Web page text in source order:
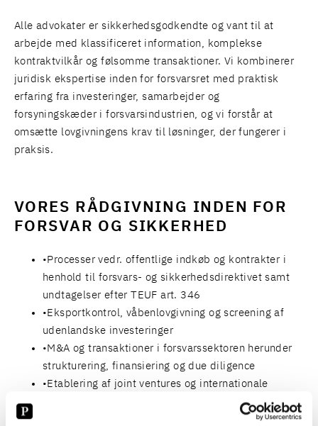
Alle advokater er sikkerhedsgodkendte og vant til at
arbejde med klassificeret information, komplekse
kontraktvilkår og følsomme transaktioner. Vi kombinerer
juridisk ekspertise inden for forsvarsret med praktisk
erfaring fra investeringer, samarbejder og
forsyningskæder i forsvarsindustrien, og vi forstår at
omsætte lovgivningens krav til løsninger, der fungerer i
praksis.
VORES RÅDGIVNING INDEN FOR
FORSVAR OG SIKKERHED
Processer vedr. offentlige indkøb og kontrakter i
henhold til forsvars- og sikkerhedsdirektivet samt
undtagelser efter TEUF art. 346
Eksportkontrol, våbenlovgivning og screening af
udenlandske investeringer
M&A og transaktioner i forsvarssektoren herunder
strukturering, finansiering og due diligence
Etablering af joint ventures og internationale